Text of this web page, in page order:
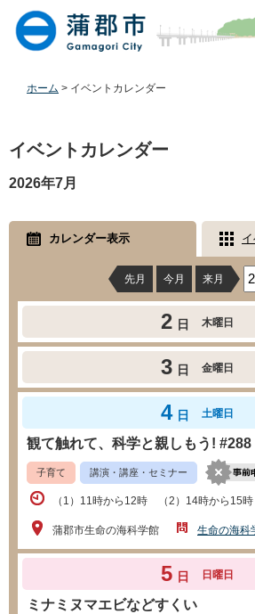
本
ホーム > イベントカレンダー
文
イベントカレンダー
2026年7月
カレンダー表示
先月 今月 来月
2 日 木曜日
3 日 金曜日
4 日 土曜日
観て触れて、科学と親しもう! #288
子育て 講演・講座・セミナー
（1）11時から12時 （2）14時から15時
蒲郡市生命の海科学館 生命の海科
5 日 日曜日
ミナミヌマエビなどすくい